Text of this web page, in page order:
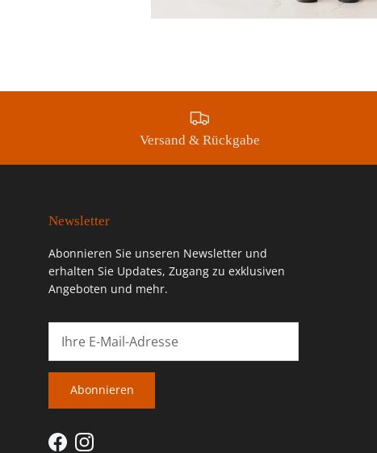
Versand & Rückgabe
Newsletter
Abonnieren Sie unseren Newsletter und
erhalten Sie Updates, Zugang zu exklusiven
Angeboten und mehr.
Abonnieren